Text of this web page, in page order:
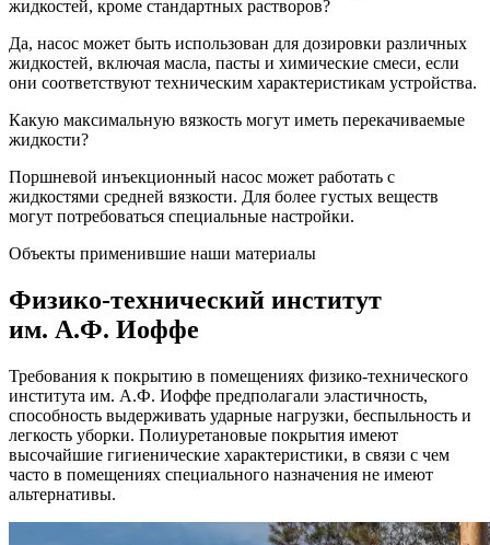
жидкостей, кроме стандартных растворов?
Да, насос может быть использован для дозировки различных
жидкостей, включая масла, пасты и химические смеси, если
они соответствуют техническим характеристикам устройства.
Какую максимальную вязкость могут иметь перекачиваемые
жидкости?
Поршневой инъекционный насос может работать с
жидкостями средней вязкости. Для более густых веществ
могут потребоваться специальные настройки.
Объекты применившие наши материалы
Физико-технический институт
им. А.Ф. Иоффе
Требования к покрытию в помещениях физико-технического
института им. А.Ф. Иоффе предполагали эластичность,
способность выдерживать ударные нагрузки, беспыльность и
легкость уборки. Полиуретановые покрытия имеют
высочайшие гигиенические характеристики, в связи с чем
часто в помещениях специального назначения не имеют
альтернативы.